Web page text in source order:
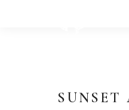
SUNSET